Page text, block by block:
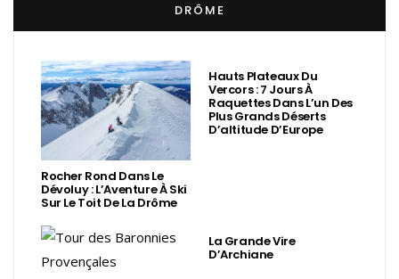
DRÔME
Rocher Rond Dans Le
Dévoluy : L’Aventure À Ski
Sur Le Toit De La Drôme
Hauts Plateaux Du
Vercors : 7 Jours À
Raquettes Dans L’un Des
Plus Grands Déserts
D’altitude D’Europe
La Grande Vire
D’Archiane